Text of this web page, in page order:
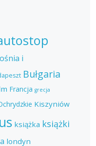
i
Bułgaria
Francja grecja
Kiszyniów
książka książki
londyn